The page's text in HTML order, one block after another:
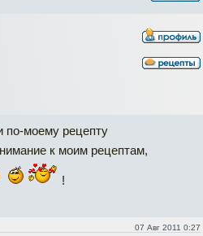
по-моему рецепту
к моим рецептам,
!
07 Авг 2011 0:27